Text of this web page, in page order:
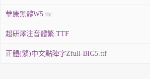
華康黑體W5.ttc
超研澤注音體繁.TTF
正體(繁)中文點陣字Zfull-BIG5.ttf